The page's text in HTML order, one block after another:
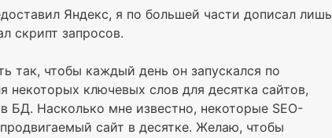
Яндекс, я по большей части дописал лишь
скрипт запросов.
так, чтобы каждый день он запускался по
некоторых ключевых слов для десятка сайтов,
БД. Насколько мне известно, некоторые SEO-
сайт в десятке. Желаю, чтобы